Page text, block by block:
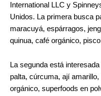
International LLC y
Unidos. La primera busca
maracuyá, espárragos,
quinua, café orgánico,
La segunda está
palta, cúrcuma, ají
orgánico, superfoods en